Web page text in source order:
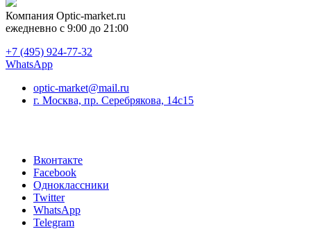
Компания Optic-market.ru
ежедневно с 9:00 до 21:00
+7 (495) 924-77-32
WhatsApp
optic-market@mail.ru
г. Москва, пр. Серебрякова, 14с15
Вконтакте
Facebook
Одноклассники
Twitter
WhatsApp
Telegram